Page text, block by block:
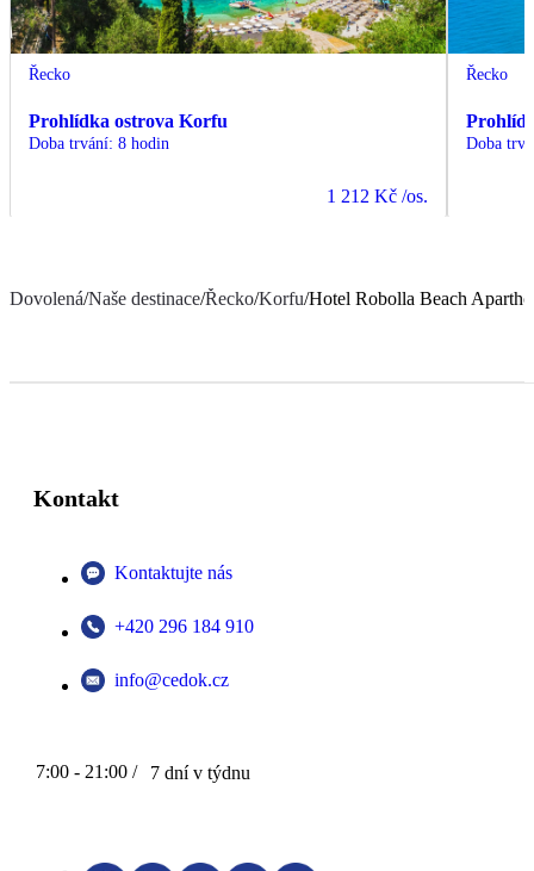
Řecko
Prohlídka ostrova Korfu
Doba trvání: 8 hodin
1 212 Kč /os.
Řecko
Doba
Dovolená/Naše destinace/Řecko/Korfu/Hotel Robolla Beach
Kontakt
Kontaktujte nás
+420 296 184 910
info@cedok.cz
7:00 - 21:00 / 7 dní v týdnu